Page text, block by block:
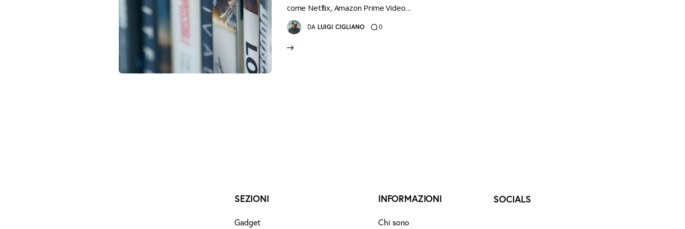
come Netflix, Amazon Prime Video…
DA LUIGI CIGLIANO 0
SEZIONI
Gadget
INFORMAZIONI
Chi sono
SOCIALS